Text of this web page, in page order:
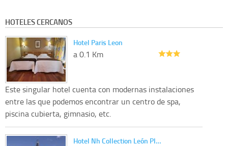
HOTELES CERCANOS
Hotel Paris Leon
a 0.1 Km
Este singular hotel cuenta con modernas instalaciones
entre las que podemos encontrar un centro de spa,
piscina cubierta, gimnasio, etc.
Hotel Nh Collection León Pl…